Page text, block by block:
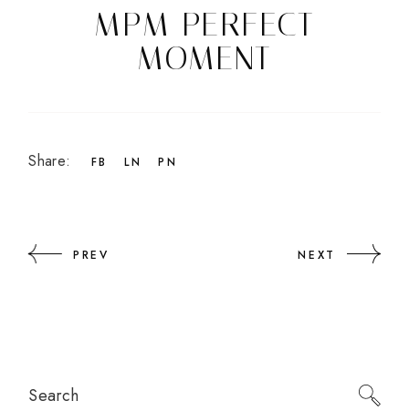
MPM PERFECT
MOMENT
Share: FB LN PN
PREV NEXT